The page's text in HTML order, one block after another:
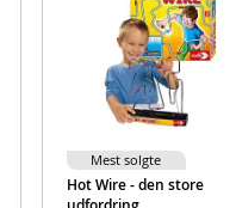
Hot Wire - den store
Mest solgte